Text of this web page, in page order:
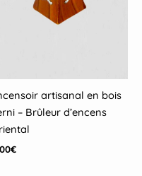
artisanal en bois
– Brûleur d’encens
€